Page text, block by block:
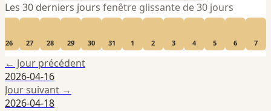
Les 30 derniers jours fenêtre glissante de 30 jours
26 27 28 29 30 31 1 2 3 4 5 6 7
← Jour précédent
2026-04-16
Jour suivant →
2026-04-18